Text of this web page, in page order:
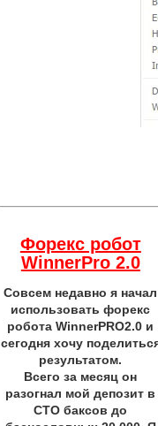
Форекс робот
WinnerPro 2.0
Совсем недавно я начал
использовать форекс
робота WinnerPRO2.0 и
сегодня хочу
результатом.
Всего за месяц он
разогнал мой депозит в
СТО баксов до